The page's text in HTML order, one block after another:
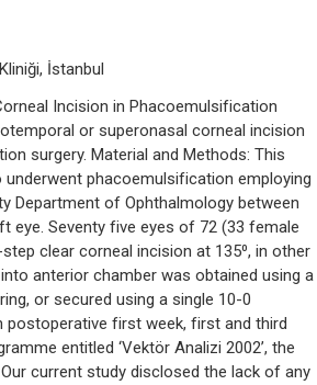
İstanbul
Incision in Phacoemulsification
or superonasal corneal incision
surgery. Material and Methods: This
phacoemulsification employing
Department of Ophthalmology between
eye. Seventy five eyes of 72 (33 female
clear corneal incision at 135⁰, in other
anterior chamber was obtained using a
or secured using a single 10-0
postoperative first week, first and third
entitled ‘Vektör Analizi 2002’, the
current study disclosed the lack of any